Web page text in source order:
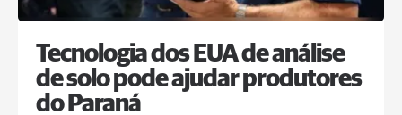
Tecnologia dos EUA de análise
de solo pode ajudar produtores
do Paraná